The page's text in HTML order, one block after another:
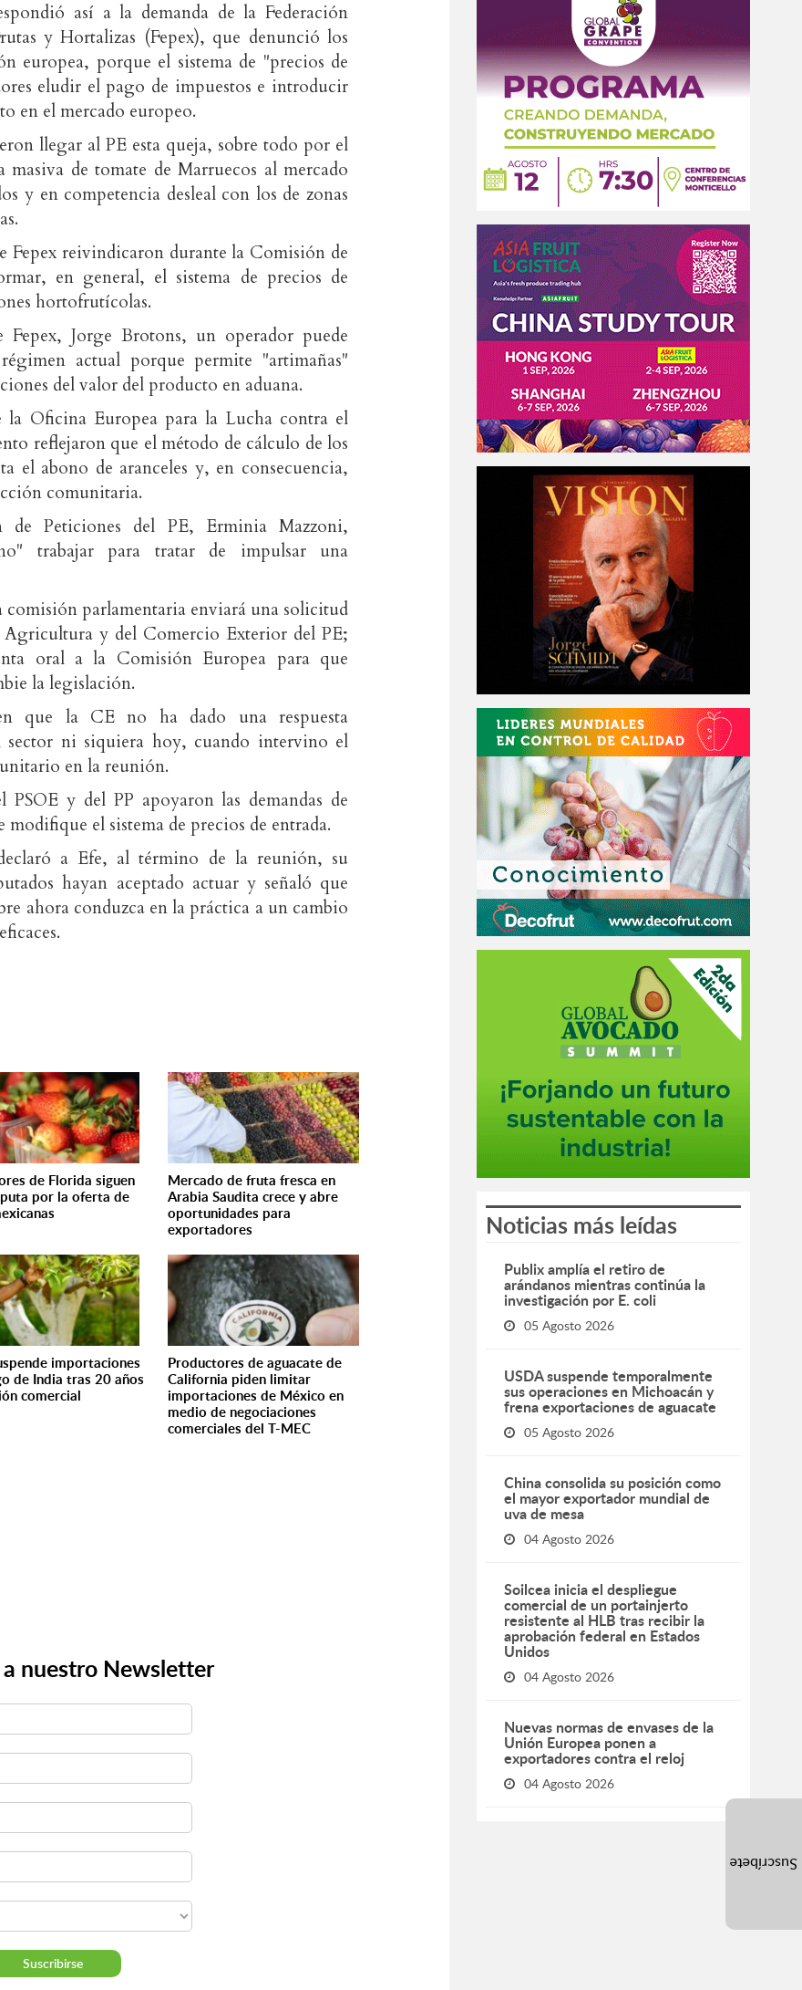
así a la demanda de la Federación
y Hortalizas (Fepex), que denunció los
europea, porque el sistema de "precios de
eludir el pago de impuestos e introducir
en el mercado europeo.
llegar al PE esta queja, sobre todo por el
de tomate de Marruecos al mercado
y en competencia desleal con los de zonas
Fepex reivindicaron durante la Comisión de
en general, el sistema de precios de
hortofrutícolas.
Fepex, Jorge Brotons, un operador puede
actual porque permite "artimañas"
del valor del producto en aduana.
la Oficina Europea para la Lucha contra el
reflejaron que el método de cálculo de los
el abono de aranceles y, en consecuencia,
comunitaria.
Peticiones del PE, Erminia Mazzoni,
trabajar para tratar de impulsar una
comisión parlamentaria enviará una solicitud
y del Comercio Exterior del PE;
oral a la Comisión Europea para que
la legislación.
que la CE no ha dado una respuesta
sector ni siquiera hoy, cuando intervino el
en la reunión.
y del PP apoyaron las demandas de
modifique el sistema de precios de entrada.
a Efe, al término de la reunión, su
hayan aceptado actuar y señaló que
ahora conduzca en la práctica a un cambio
de Florida siguen
por la oferta de
Mercado de fruta fresca en
Arabia Saudita crece y abre
oportunidades para
exportadores
importaciones
de India tras 20 años
comercial
Productores de aguacate de
California piden limitar
importaciones de México en
medio de negociaciones
comerciales del T-MEC
nuestro Newsletter
Noticias más leídas
Publix amplía el retiro de
arándanos mientras continúa la
investigación por E. coli
05 Agosto 2026
USDA suspende temporalmente
sus operaciones en Michoacán y
frena exportaciones de aguacate
05 Agosto 2026
China consolida su posición como
el mayor exportador mundial de
uva de mesa
04 Agosto 2026
Soilcea inicia el despliegue
comercial de un portainjerto
resistente al HLB tras recibir la
aprobación federal en Estados
Unidos
04 Agosto 2026
Nuevas normas de envases de la
Unión Europea ponen a
exportadores contra el reloj
04 Agosto 2026
Suscríbete